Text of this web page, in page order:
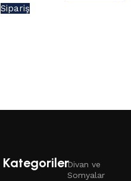
Sipariş
KategorilerDivan ve
Somyalar